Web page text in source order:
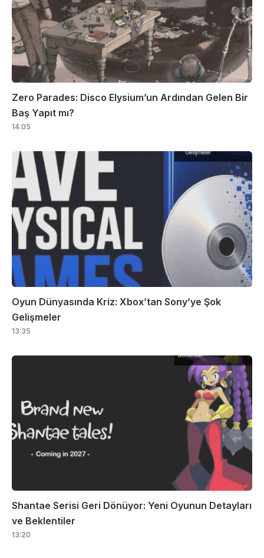
Zero Parades: Disco Elysium’un Ardından Gelen Bir
Baş Yapıt mı?
14:05
Oyun Dünyasında Kriz: Xbox’tan Sony’ye Şok
Gelişmeler
13:35
Shantae Serisi Geri Dönüyor: Yeni Oyunun Detayları
ve Beklentiler
13:20